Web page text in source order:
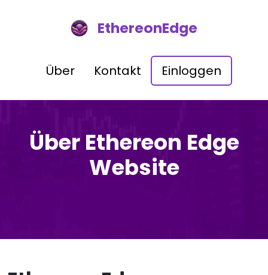
EthereonEdge
Über Kontakt Einloggen
Über Ethereon Edge
Website